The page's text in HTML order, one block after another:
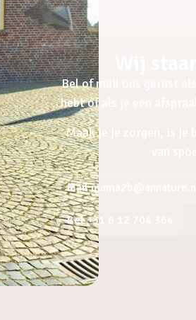
Bel of mail ons gerust
hebt of als je een
Maak je je zorgen, is je
Mail mama2b@annature.nl
Bel +31 6 12 704 364